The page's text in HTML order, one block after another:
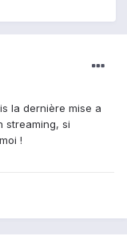
la dernière mise a
streaming, si
!